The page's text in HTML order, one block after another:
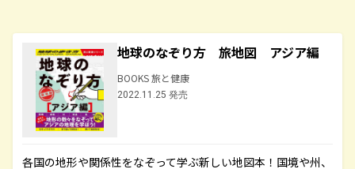
地球のなぞり方 旅地図 アジア編
BOOKS 旅と健康
2022.11.25 発売
各国の地形や関係性をなぞって学ぶ新しい地図本！国境や州、